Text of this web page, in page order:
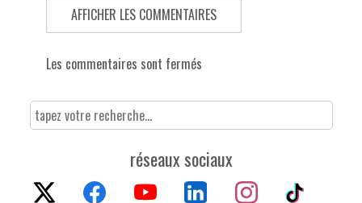
AFFICHER LES COMMENTAIRES
Les commentaires sont fermés
réseaux sociaux